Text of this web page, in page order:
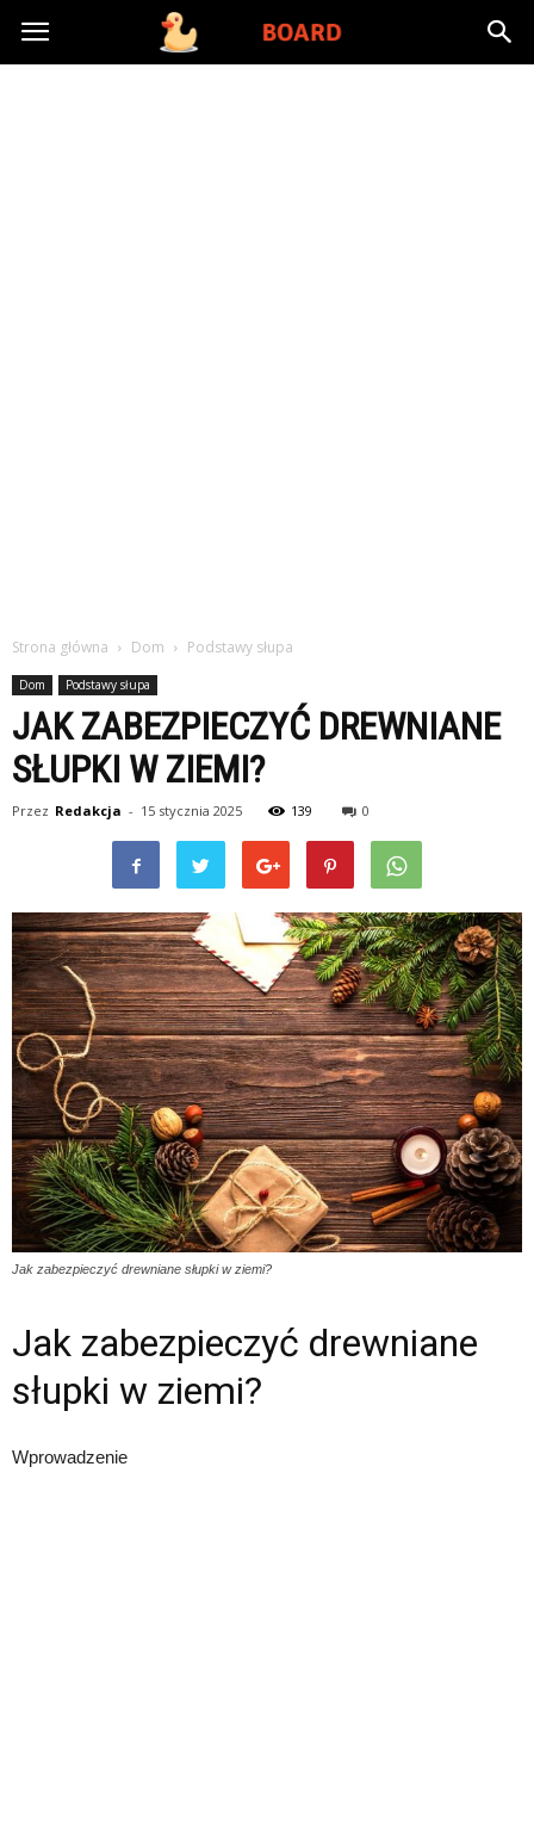
Toysboard.pl
Strona główna Dom Podstawy słupa
Dom Podstawy słupa
JAK ZABEZPIECZYĆ DREWNIANE
SŁUPKI W ZIEMI?
Przez Redakcja - 15 stycznia 2025 139 0
Jak zabezpieczyć drewniane słupki w ziemi?
Jak zabezpieczyć drewniane
słupki w ziemi?
Wprowadzenie